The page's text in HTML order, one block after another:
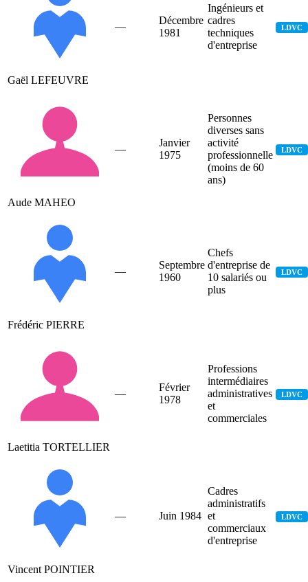
Gaël LEFEUVRE
—
Décembre
1981
Ingénieurs et
cadres
techniques
d'entreprise
LDVC
Aude MAHEO
—
Janvier
1975
Personnes
diverses sans
activité
professionnelle
(moins de 60
ans)
LDVC
Frédéric PIERRE
—
Septembre
1960
Chefs
d'entreprise de
10 salariés ou
plus
LDVC
Laetitia TORTELLIER
—
Février
1978
Professions
intermédiaires
administratives
et
commerciales
LDVC
Vincent POINTIER
— Juin 1984
Cadres
administratifs
et
commerciaux
d'entreprise
LDVC